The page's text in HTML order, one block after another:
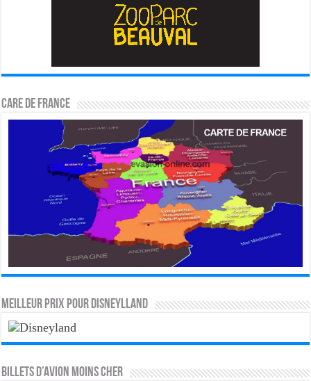
CARE DE FRANCE
MEILLEUR PRIX POUR DISNEYLLAND
Billets d’avion moins cher